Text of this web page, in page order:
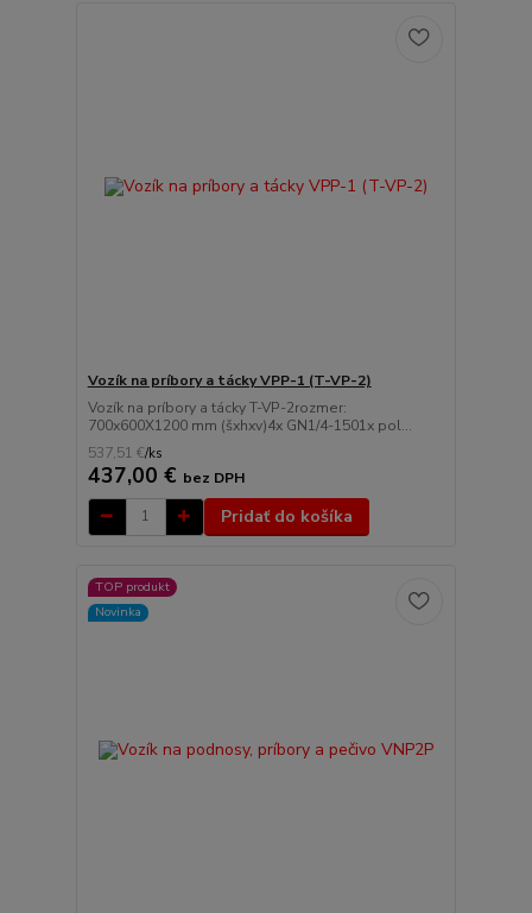
Vozík na príbory a tácky VPP-1 (T-VP-2)
Vozík na príbory a tácky T-VP-2rozmer:
700x600X1200 mm (šxhxv)4x GN1/4-1501x pol...
537,51 €/ks
437,00 € bez DPH
Pridať do košíka
TOP produkt
Novinka